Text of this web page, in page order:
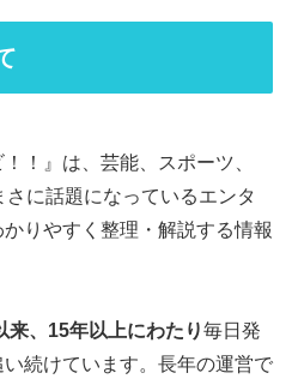
！』は、芸能、スポーツ、
に話題になっているエンタ
りやすく整理・解説する情報
来、15年以上にわたり毎日発
続けています。長年の運営で